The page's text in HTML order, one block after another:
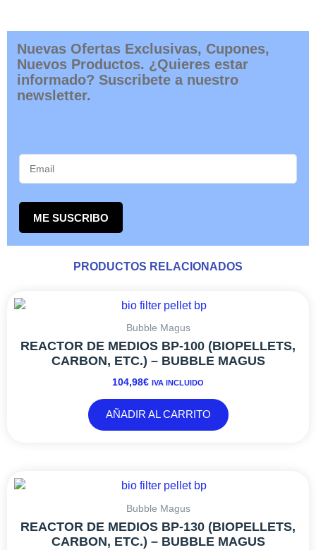
Nuevas Ofertas Exclusivas, Cupones,
Nuevos Productos. ¿Quieres estar
informado? Suscribete a nuestro
newsletter.
ME SUSCRIBO
PRODUCTOS RELACIONADOS
Bubble Magus
REACTOR DE MEDIOS BP-100 (BIOPELLETS,
CARBON, ETC.) – BUBBLE MAGUS
104,98€ IVA INCLUIDO
AÑADIR AL CARRITO
Bubble Magus
REACTOR DE MEDIOS BP-130 (BIOPELLETS,
CARBON, ETC.) – BUBBLE MAGUS